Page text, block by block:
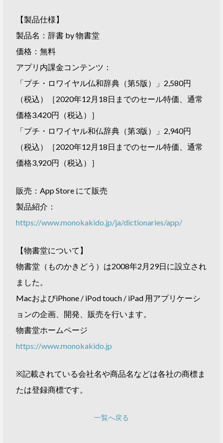
【製品仕様】
製品名：辞書 by 物書堂
価格：無料
アプリ内課金コンテンツ：
「プチ・ロワイヤル仏和辞典（第5版）」2,580円
（税込）［2020年12月18日までのセール特価、通常
価格3.420円（税込）］
「プチ・ロワイヤル和仏辞典（第3版）」2,940円
（税込）［2020年12月18日までのセール特価、通常
価格3,920円（税込）］
販売：App Store にて販売
製品紹介：
https://www.monokakido.jp/ja/dictionaries/app/
【物書堂について】
物書堂（ものかきどう）は2008年2月29日に設立され
ました。
MacおよびiPhone / iPod touch / iPad 用アプリケーシ
ョンの企画、開発、販売を行います。
物書堂ホームページ
https://www.monokakido.jp
※記載されている会社名や商品名などは各社の商標ま
たは登録商標です。
一覧へ戻る